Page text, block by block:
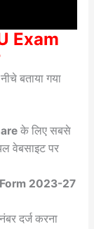
Exam
बताया गया
के लिए सबसे
वेबसाइट पर
2023-27
दर्ज करना